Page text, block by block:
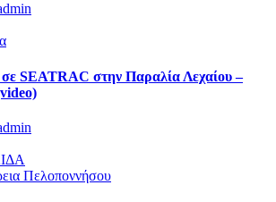
SEATRAC στην Παραλία Λεχαίου –
Πελοποννήσου